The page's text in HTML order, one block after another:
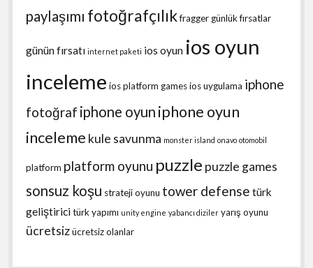
paylaşımı fotoğrafçılıkfraggergünlük fırsatlar
günün fırsatı internet paketi ios oyun ios oyun
inceleme ios platform gamesios uygulama iphone
fotoğraf iphone oyun iphone oyun
inceleme kule savunma monster island onavo otomobil
platform platform oyunu puzzle puzzle games
sonsuz koşu strateji oyunu tower defense türk
geliştiricitürk yapımı unity engine yabancı diziler yarış oyunu
ücretsizücretsiz olanlar